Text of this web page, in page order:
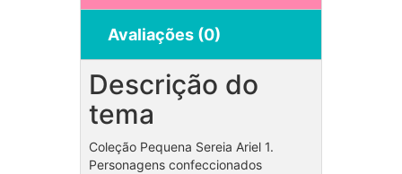
Avaliações (0)
Descrição do
tema
Coleção Pequena Sereia Ariel 1.
Personagens confeccionados